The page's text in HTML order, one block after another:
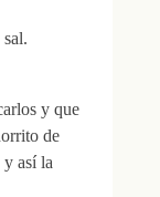
y que
de
y así la